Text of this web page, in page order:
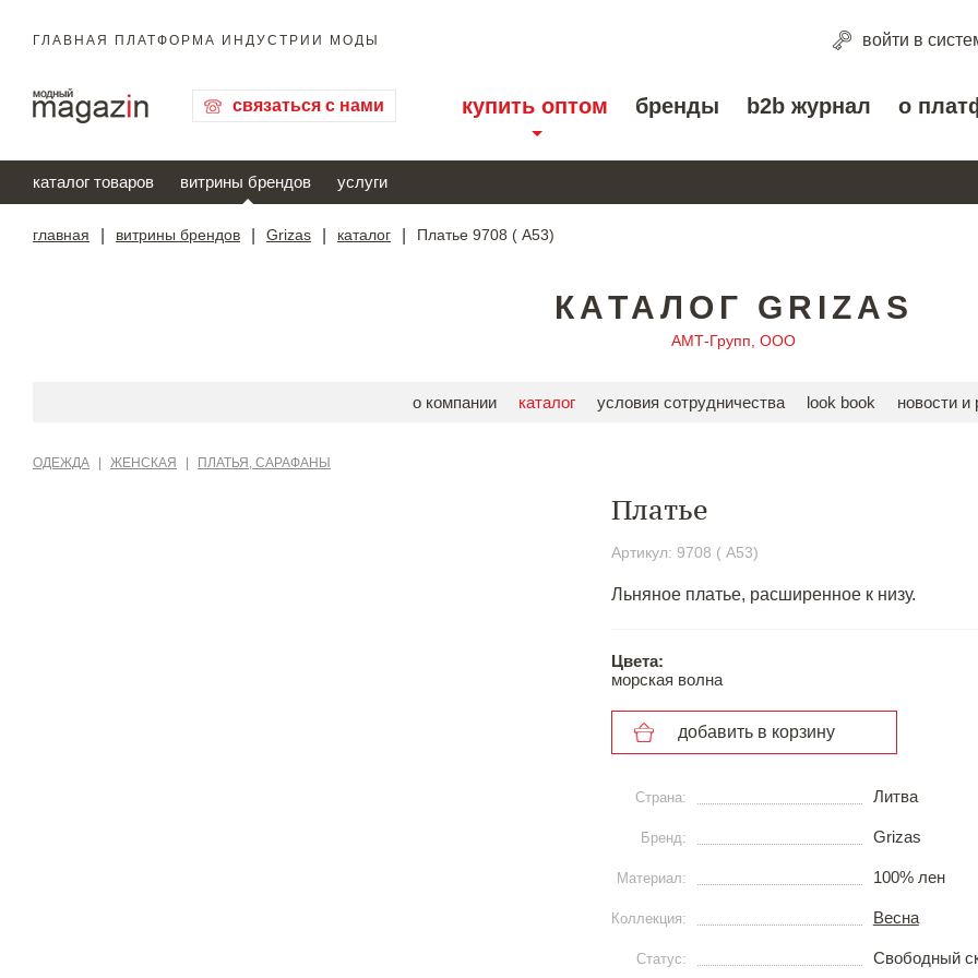
ГЛАВНАЯ ПЛАТФОРМА ИНДУСТРИИ МОДЫ войти в
связаться с нами купить оптом бренды b2b журнал о
каталог товаров витрины брендов услуги
главная витрины брендов Grizas каталог Платье 9708 ( A53)
КАТАЛОГ GRIZAS
АМТ-Групп, ООО
о компании каталог условия сотрудничества look book новости и
ОДЕЖДА ЖЕНСКАЯ ПЛАТЬЯ, САРАФАНЫ
Платье
Артикул: 9708 ( A53)
Льняное платье, расширенное к низу.
Цвета:
морская волна
добавить в корзину
Страна: Литва
Бренд: Grizas
Материал: 100% лен
Коллекция: Весна
Статус: Свободный